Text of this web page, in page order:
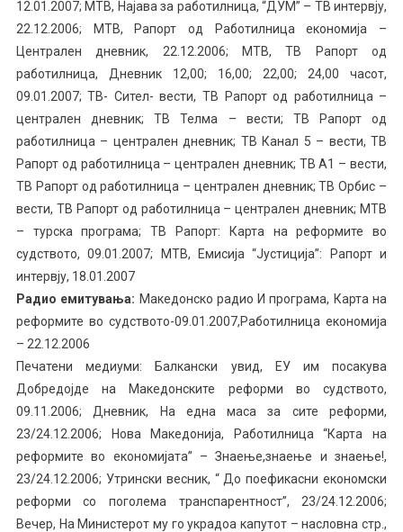
12.01.2007; МТВ, Најава за работилница, “ДУМ” – ТВ интервју,
22.12.2006; МТВ, Рапорт од Работилница економија –
Централен дневник, 22.12.2006; МТВ, ТВ Рапорт од
работилница, Дневник 12,00; 16,00; 22,00; 24,00 часот,
09.01.2007; ТВ- Сител- вести, ТВ Рапорт од работилница –
централен дневник; ТВ Телма – вести; ТВ Рапорт од
работилница – централен дневник; ТВ Канал 5 – вести, ТВ
Рапорт од работилница – централен дневник; ТВ А1 – вести,
ТВ Рапорт од работилница – централен дневник; ТВ Орбис –
вести, ТВ Рапорт од работилница – централен дневник; МТВ
– турска програма; ТВ Рапорт: Карта на реформите во
судството, 09.01.2007; МТВ, Емисија “Јустиција”: Рапорт и
интервју, 18.01.2007
Радио емитувања: Македонско радио И програма, Карта на
реформите во судството-09.01.2007,Работилница економија
– 22.12.2006
Печатени медиуми: Балкански увид, ЕУ им посакува
Добредојде на Македонските реформи во судството,
09.11.2006; Дневник, На една маса за сите реформи,
23/24.12.2006; Нова Македонија, Работилница “Карта на
реформите во економијата” – Знаење,знаење и знаење!,
23/24.12.2006; Утрински весник, “ До поефикасни економски
реформи со поголема транспарентност”, 23/24.12.2006;
Вечер, На Министерот му го украдоа капутот – насловна стр.,